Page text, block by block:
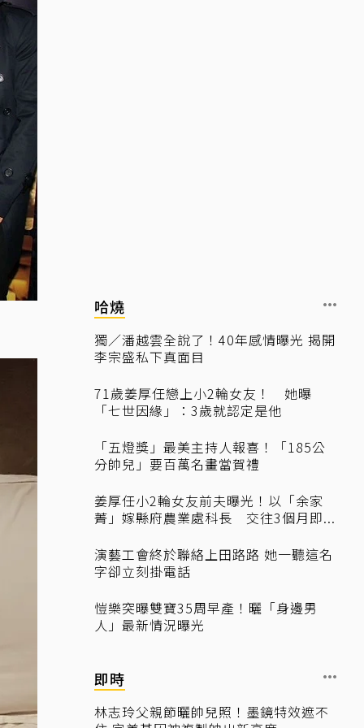
哈燒
獨／潘越雲全說了！40年感情曝光 揭開
李宗盛私下真面目
71歲姜厚任戀上小2輪女友！ 她曝
「七世因緣」：3歲就認定是他
「五燈獎」最美主持人報喜！「185公
分帥兒」要百萬名畫當賀禮
姜厚任小2輪女友前夫曝光！以「余家
菁」嫁縣府農業處科長 交往3個月即...
演藝工會終於聯絡上田路路 她一聽這名
字卻立刻掛電話
愷樂突曝雙寶35周早產！曬「身邊男
人」最新情況曝光
即時
林志玲父親節曬帥兒照！墨鏡特效遮不